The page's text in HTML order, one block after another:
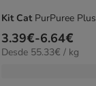
Kit Cat PurPuree
Preço
de
3.39€-6.64€
55.33€
Desde 55.33€ / kg